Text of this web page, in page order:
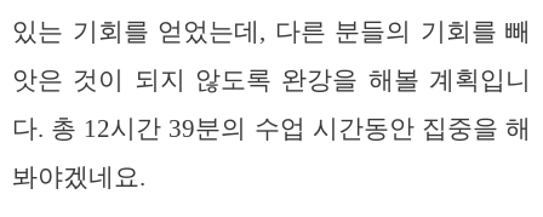
있는 기회를 얻었는데, 다른 분들의 기회를 빼
앗은 것이 되지 않도록 완강을 해볼 계획입니
다. 총 12시간 39분의 수업 시간동안 집중을 해
봐야겠네요.